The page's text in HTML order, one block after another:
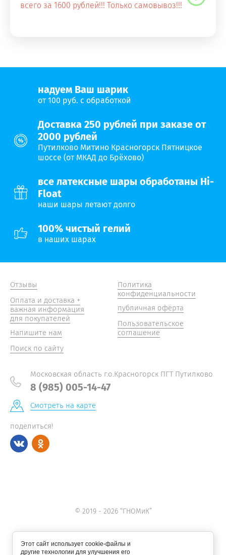
всего за 1600 рублей!!! Только самовывоз!!!
надуем Ваш шарик
от 100 руб. с обработкой
Доставка 250 рублей при заказе от
2000 рублей
Путилково Митино Красногорск Пятницкое
шоссе (от МКАД до Брёхово)
все латексные шары обработаны Hi-
Float
наши шары летают долго
100% чистый гелий
в наших шарах
Отзывы
Оплата и доставка +
важная информация
для покупателей
Напишите нам
Поиск по сайту
Политика
конфиденциальности
публичная офёрта
Пользовательское
соглашение
Московская область г.о.Красногорск ПГТ Путилково
8 (985) 005-14-47
Смотреть на карте
поделиться!
© 2019 - 2026 “ГНОМиК”
Этот сайт использует cookie-файлы и
другие технологии для улучшения его